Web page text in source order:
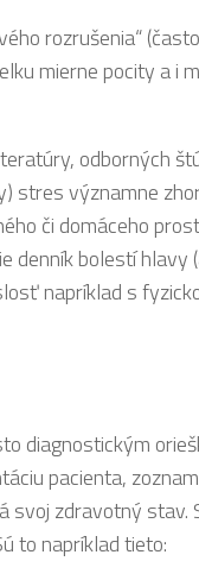
rozrušenia“
mierne pocity a i
odborných
významne
či domáceho
bolestí hlavy
napríklad s
pacienta,
zdravotný
to napríklad tieto: